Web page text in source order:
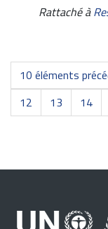
Rattaché à
10 éléments
12
13 14